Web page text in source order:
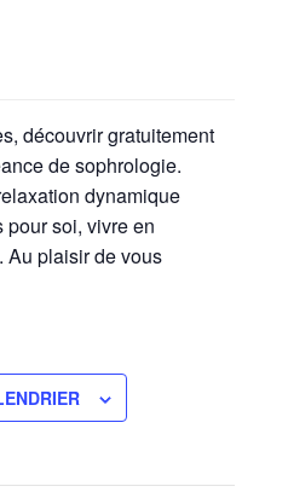
découvrir gratuitement
de sophrologie.
dynamique
soi, vivre en
plaisir de vous